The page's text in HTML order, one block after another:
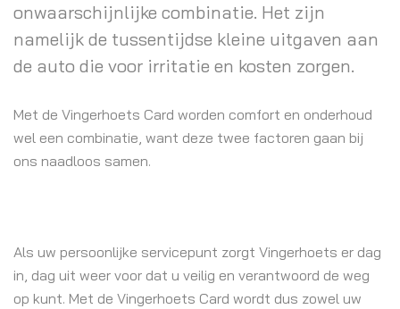
onwaarschijnlijke combinatie. Het zijn
namelijk de tussentijdse kleine uitgaven aan
de auto die voor irritatie en kosten zorgen.
Met de Vingerhoets Card worden comfort en onderhoud
wel een combinatie, want deze twee factoren gaan bij
ons naadloos samen.
Als uw persoonlijke servicepunt zorgt Vingerhoets er dag
in, dag uit weer voor dat u veilig en verantwoord de weg
op kunt. Met de Vingerhoets Card wordt dus zowel uw